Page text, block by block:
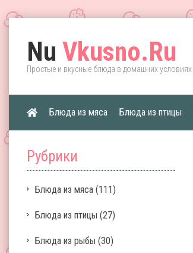
Nu Vkusno.Ru
Простые и вкусные блюда в домашних условиях
Блюда из мяса Блюда из птицы
Рубрики
Блюда из мяса (111)
Блюда из птицы (27)
Блюда из рыбы (30)